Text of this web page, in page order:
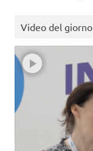
Video del giorno